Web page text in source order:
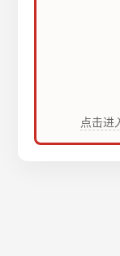
点击进